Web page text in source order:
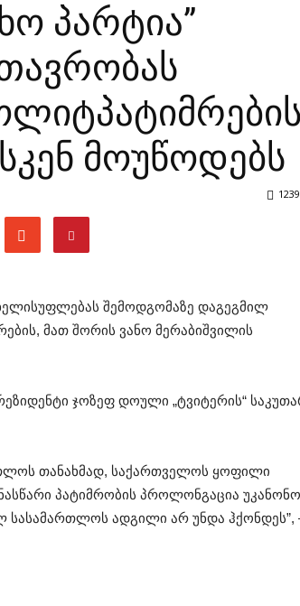
პარტია”
მოუწოდებს
1239
შემოდგომაზე დაგეგმილ
მათ შორის ვანო მერაბიშვილის
ჯოზეფ დოული „ტვიტერის“
თანახმად, საქართველოს ყოფილი
პატიმრობის პროლონგაცია
ადგილი არ უნდა ჰქონდეს”,